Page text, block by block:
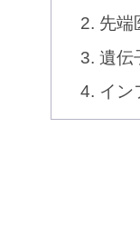
先端
遺伝
イン